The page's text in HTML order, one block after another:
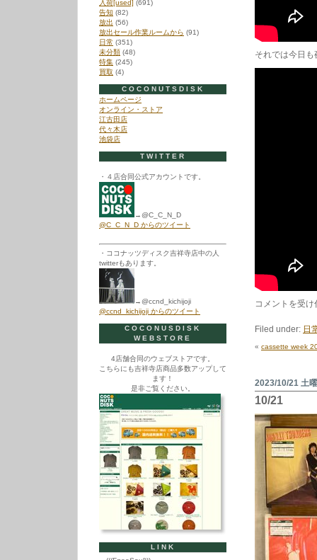
それでは今日
10/28
コメントを受
Filed under: 日
« cassette week
2023/10/21 土
10/21
入荷[used] (691)
告知 (82)
放出 (56)
放出セール作業ルームから (91)
日常 (351)
未分類 (48)
特集 (245)
買取 (4)
COCONUTSDISK
ホームページ
オンライン・ストア
江古田店
代々木店
池袋店
TWITTER
・４店合同公式アカウントです。
→@C_C_N_D
@C_C_N_D からのツイート
・ココナッツディスク吉祥寺店中の人
twitterもあります。
→@ccnd_kichijoji
@ccnd_kichijoji からのツイート
COCONUSDISK
WEBSTORE
4店舗合同のウェブストアです。
こちらにも吉祥寺店商品多数アップして
ます！
是非ご覧ください。
LINK